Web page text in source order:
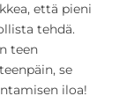
että pieni
tehdä.
teen
se
iloa!